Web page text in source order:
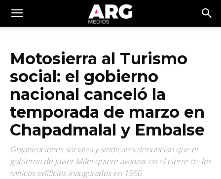
Motosierra al Turismo
social: el gobierno
nacional canceló la
temporada de marzo en
Chapadmalal y Embalse
Organizaciones sociales y sindicales denuncian que el
gobierno de Javier Milei quiere avanzar en el cierre de los
míticos edificios inaugurados en 1950.